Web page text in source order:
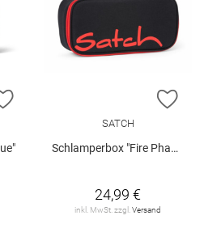
ZUR WUNSCHLISTE HINZUFÜGEN
ZUR
SATCH
Schlamperbox "Fire Phantom"
24,99 €
inkl. MwSt. zzgl. Versand